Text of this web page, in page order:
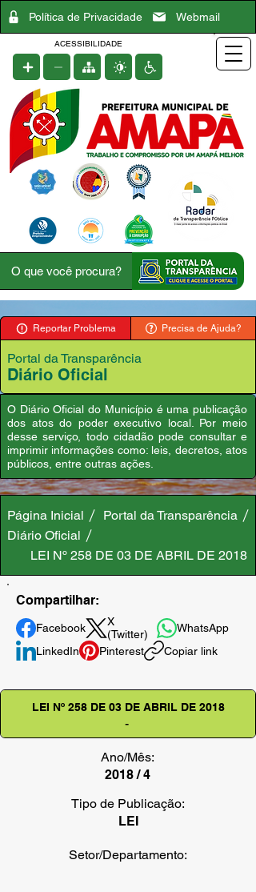
Política de Privacidade Webmail
ACESSIBILIDADE
Reportar Problema Precisa de Ajuda?
Portal da Transparência
Diário Oficial
O Diário Oficial do Município é uma publicação
dos atos do poder executivo local. Por meio
desse serviço, todo cidadão pode consultar e
imprimir informações como: leis, decretos, atos
públicos, entre outras ações.
Página Inicial
Portal da Transparência
Diário Oficial
LEI Nº 258 DE 03 DE ABRIL DE 2018
Compartilhar:
Facebook
X
(Twitter)
WhatsApp
LinkedIn
Pinterest Copiar link
LEI Nº 258 DE 03 DE ABRIL DE 2018
-
Ano/Mês:
2018 / 4
Tipo de Publicação:
LEI
Setor/Departamento: